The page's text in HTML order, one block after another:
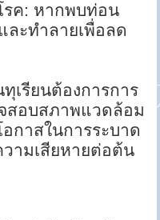
รค: หากพบท่อน
ละทำลายเพื่อลด
เรียนต้องการการ
สอบสภาพแวดล้อม
กาสในการระบาด
วามเสียหายต่อต้น